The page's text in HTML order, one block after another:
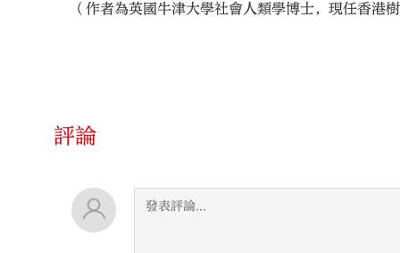
（作者為英國牛津大學社會人類學博士，現任香港
評論